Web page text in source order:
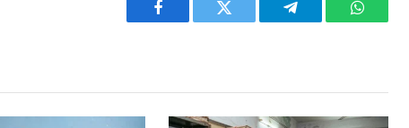
Facebook Twitter Telegram